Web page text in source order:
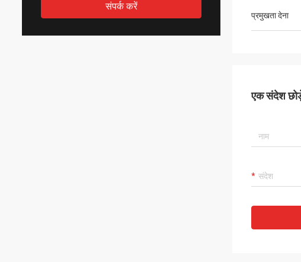
संपर्क करें
प्रमुखता देना
एक संदेश